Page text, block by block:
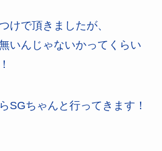
けで頂きましたが、
いんじゃないかってくらい
SGちゃんと行ってきます！